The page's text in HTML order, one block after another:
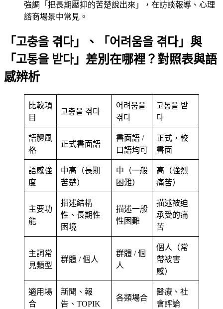
強調「把長期壓抑的苦楚說出來」，在訪談報導、心理
諮商場景中常見。
「고충을 겪다」、「어려움을 겪다」與
「고통을 받다」差別在哪裡？對照表與語
感辨析
比較項
目
고충을 겪다
어려움을
겪다
고통을 받
다
語體風
格
正式書面語
書面語 /
口語均可
正式，較
書面
語感強
度
中高（長期
苦楚）
中（一般
困難）
高（強烈
痛苦）
主要功
能
描述結構
性、長期性
困境
描述一般
性困難
描述被迫
承受的痛
苦
主詞常
見類型
群體 / 個人
群體 / 個
人
個人（常
帶被害
感）
適用場
合
新聞、報
告、TOPIK
各類場合
醫療、社
會評論